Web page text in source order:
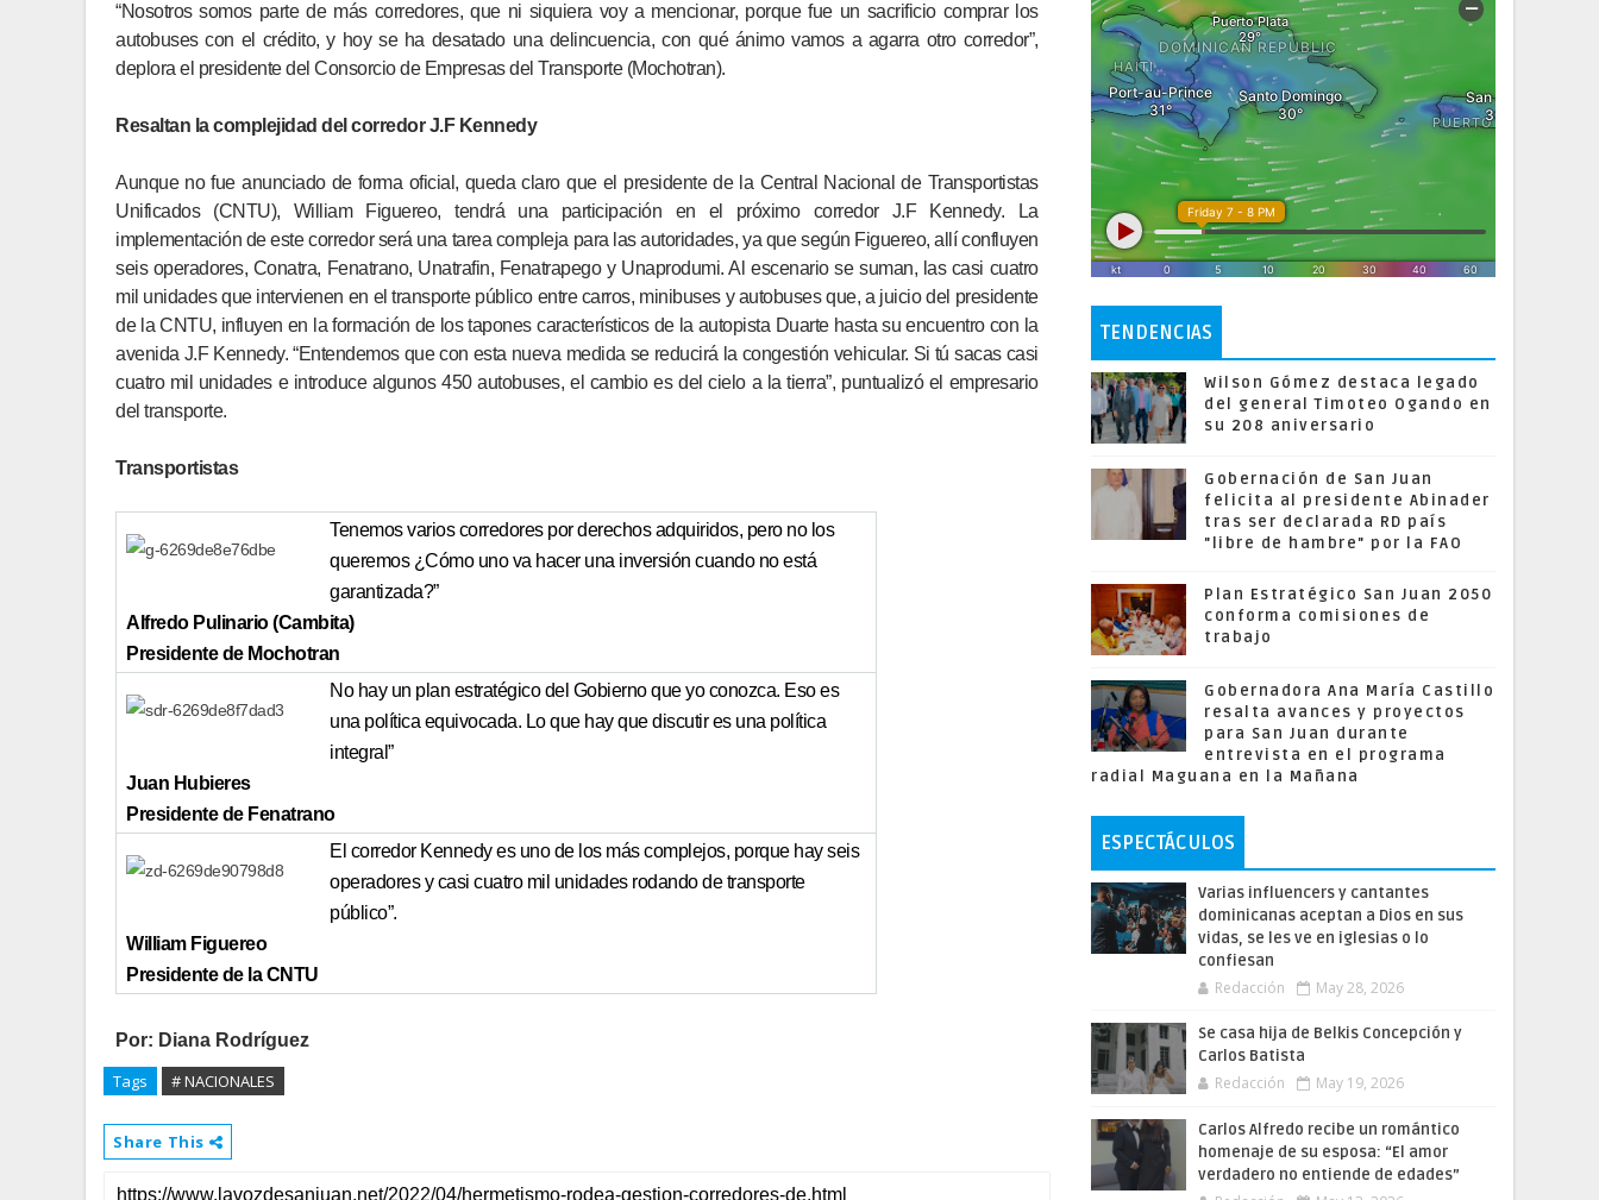
“Nosotros somos parte de más corredores, que ni siquiera voy a mencionar, porque fue un sacrificio comprar los
autobuses con el crédito, y hoy se ha desatado una delincuencia, con qué ánimo vamos a agarra otro corredor”,
deplora el presidente del Consorcio de Empresas del Transporte (Mochotran).
Resaltan la complejidad del corredor J.F Kennedy
Aunque no fue anunciado de forma oficial, queda claro que el presidente de la Central Nacional de Transportistas
Unificados (CNTU), William Figuereo, tendrá una participación en el próximo corredor J.F Kennedy. La
implementación de este corredor será una tarea compleja para las autoridades, ya que según Figuereo, allí confluyen
seis operadores, Conatra, Fenatrano, Unatrafin, Fenatrapego y Unaprodumi. Al escenario se suman, las casi cuatro
mil unidades que intervienen en el transporte público entre carros, minibuses y autobuses que, a juicio del presidente
de la CNTU, influyen en la formación de los tapones característicos de la autopista Duarte hasta su encuentro con la
avenida J.F Kennedy. “Entendemos que con esta nueva medida se reducirá la congestión vehicular. Si tú sacas casi
cuatro mil unidades e introduce algunos 450 autobuses, el cambio es del cielo a la tierra”, puntualizó el empresario
del transporte.
Transportistas
Tenemos varios corredores por derechos adquiridos, pero no los
queremos ¿Cómo uno va hacer una inversión cuando no está
garantizada?”
Alfredo Pulinario (Cambita)
Presidente de Mochotran
No hay un plan estratégico del Gobierno que yo conozca. Eso es
una política equivocada. Lo que hay que discutir es una política
integral”
Juan Hubieres
Presidente de Fenatrano
El corredor Kennedy es uno de los más complejos, porque hay seis
operadores y casi cuatro mil unidades rodando de transporte
público”.
William Figuereo
Presidente de la CNTU
Por: Diana Rodríguez
Tags # NACIONALES
Share This
TENDENCIAS
Wilson Gómez destaca legado
del general Timoteo Ogando en
su 208 aniversario
Gobernación de San Juan
felicita al presidente Abinader
tras ser declarada RD país
"libre de hambre" por la FAO
Plan Estratégico San Juan 2050
conforma comisiones de
trabajo
Gobernadora Ana María Castillo
resalta avances y proyectos
para San Juan durante
entrevista en el programa
radial Maguana en la Mañana
ESPECTÁCULOS
Varias influencers y cantantes
dominicanas aceptan a Dios en sus
vidas, se les ve en iglesias o lo
confiesan
Redacción May 28, 2026
Se casa hija de Belkis Concepción y
Carlos Batista
Redacción May 19, 2026
Carlos Alfredo recibe un romántico
homenaje de su esposa: “El amor
verdadero no entiende de edades”